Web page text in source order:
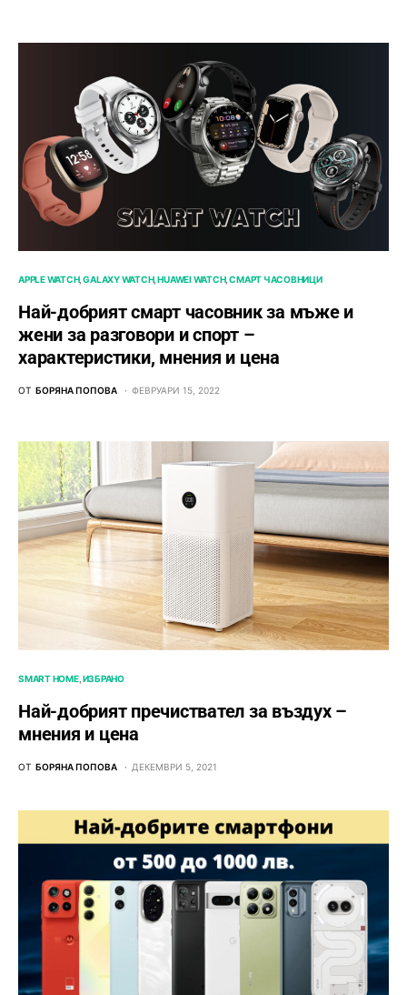
APPLE WATCH GALAXY WATCH HUAWEI WATCH СМАРТ ЧАСОВНИЦИ
Най-добрият смарт часовник за мъже и
жени за разговори и спорт –
характеристики, мнения и цена
ОТ БОРЯНА ПОПОВА ФЕВРУАРИ 15, 2022
SMART HOME ИЗБРАНО
Най-добрият пречиствател за въздух –
мнения и цена
ОТ БОРЯНА ПОПОВА ДЕКЕМВРИ 5, 2021